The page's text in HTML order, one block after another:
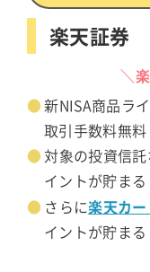
楽天証券
＼
新NISA商品ラ
取引手数料無料
対象の投資信
イントが貯まる
さらに楽天カ
イントが貯まる